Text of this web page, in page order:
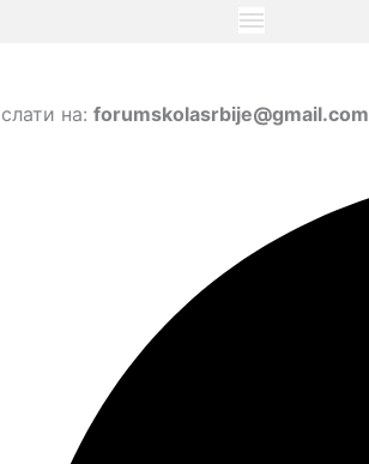
на: forumskolasrbije@gmail.com